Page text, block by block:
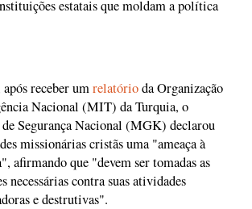
estatais que moldam a política
receber umrelatórioda Organização
Nacional (MIT) da Turquia, o
Segurança Nacional (MGK) declarou
missionárias cristãs uma "ameaça à
afirmando que "devem ser tomadas as
necessárias contra suas atividades
e destrutivas".